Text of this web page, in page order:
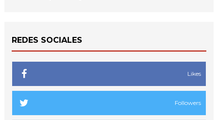
REDES SOCIALES
Likes
Followers